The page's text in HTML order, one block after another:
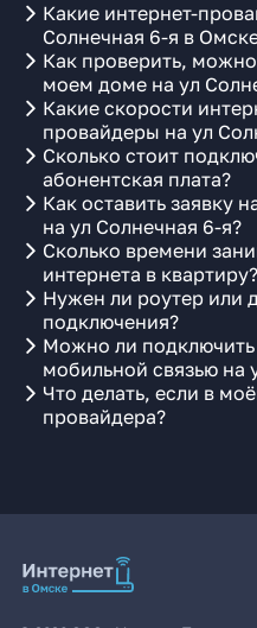
Какие интернет-
Солнечная 6-я в
Как проверить,
моем доме на ул
Какие скорости
провайдеры на ул
Сколько стоит
абонентская плата?
Как оставить заявку
на ул Солнечная 6-я?
Сколько времени
интернета в квартиру?
Нужен ли роутер или
подключения?
Можно ли подключить
мобильной связью на
Что делать, если в
провайдера?